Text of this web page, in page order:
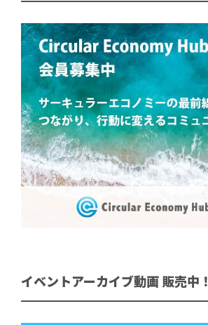
イベントアーカイブ動画 販売中！